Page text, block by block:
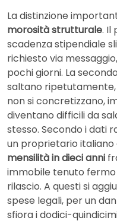
La distinzione
morosità strutturale. Il
scadenza stipendiale
richiesto via
pochi giorni. La
saltano
non si concretizzano,
diventano difficili da
stesso. Secondo i dati
un proprietario
mensilità in dieci anni
immobile tenuto
rilascio. A questi si
spese legali, per un
sfiora i dodici-